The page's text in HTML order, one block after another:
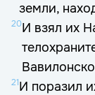
земли,
20И взял их
21И поразил